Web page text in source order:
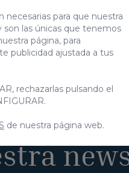
GRAN CANARIA
de protección de
Preguntas
necesarias para que nuestra
las únicas que tenemos
página, para
publicidad ajustada a tus
rechazarlas pulsando el
de nuestra página web.